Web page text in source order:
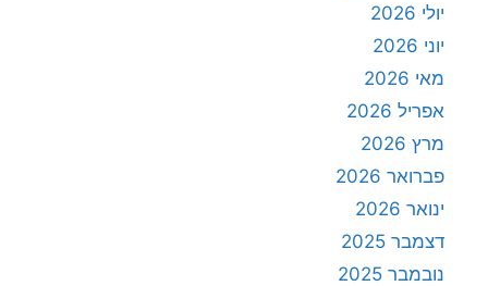
יולי 2026
יוני 2026
מאי 2026
אפריל 2026
מרץ 2026
פברואר 2026
ינואר 2026
דצמבר 2025
נובמבר 2025